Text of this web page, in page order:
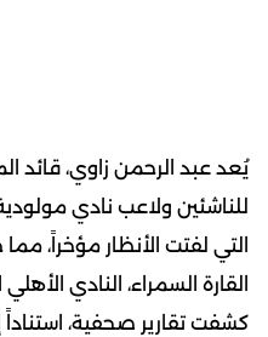
يُعد عبد الرحمن زاوي، قائد
للناشئين ولاعب نادي
التي لفتت الأنظار مؤخراً،
القارة السمراء، النادي